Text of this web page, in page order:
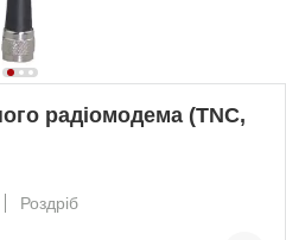
радіомодема (TNC,
Роздріб